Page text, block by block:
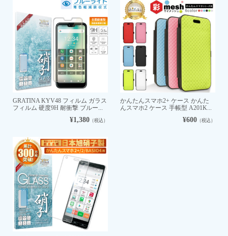
GRATINA KYV48 フィルム ガラス
フィルム 硬度9H 耐衝撃 ブルー...
¥1,380（税込）
かんたんスマホ2+ ケース かんた
んスマホ2 ケース 手帳型 A201K...
¥600 （税込）